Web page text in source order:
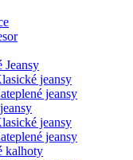
Jeansy
jeansy
jeansy
jeansy
jeansy
kalhoty